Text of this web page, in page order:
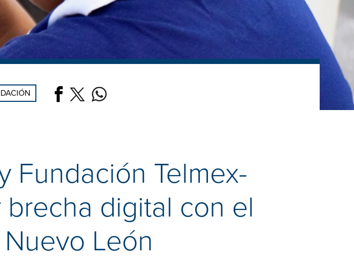
Fundación Telmex-
digital con el
Nuevo León